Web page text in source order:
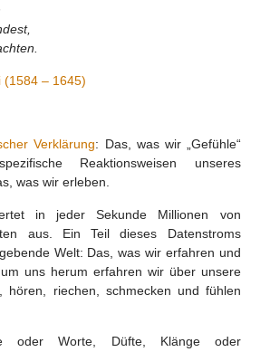
(1584 – 1645)
Verklärung: Das, was wir „Gefühle“
Reaktionsweisen unseres
was wir erleben.
in jeder Sekunde Millionen von
aus. Ein Teil dieses Datenstroms
Welt: Das, was wir erfahren und
uns herum erfahren wir über unsere
hören, riechen, schmecken und fühlen
oder Worte, Düfte, Klänge oder